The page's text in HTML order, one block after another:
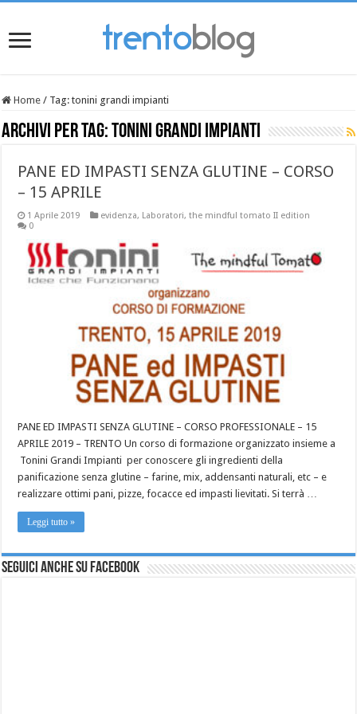
Home / Tag:tonini grandi impianti
Archivi per tag:tonini grandi impianti
PANE ED IMPASTI SENZA GLUTINE – CORSO
– 15 APRILE
1 Aprile 2019 evidenza, Laboratori,the mindful tomato II edition
0
PANE ED IMPASTI SENZA GLUTINE – CORSO PROFESSIONALE – 15
APRILE 2019 – TRENTO Un corso di formazione organizzato insieme a
Tonini Grandi Impianti per conoscere gli ingredienti della
panificazione senza glutine – farine, mix, addensanti naturali, etc – e
realizzare ottimi pani, pizze, focacce ed impasti lievitati. Si terrà …
Leggi tutto »
Seguici anche su Facebook